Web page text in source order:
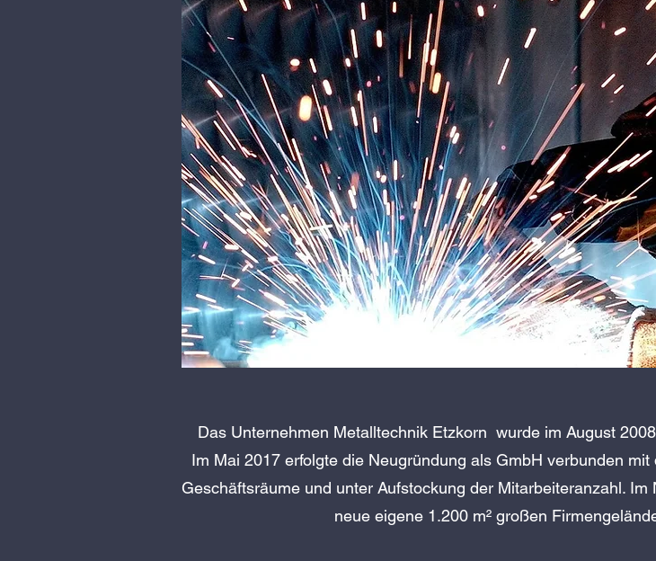
Das Unternehmen Metalltechnik Etzkorn wurde im August
Im Mai 2017 erfolgte die Neugründung als GmbH verbunden
Geschäftsräume und unter Aufstockung der Mitarbeiteranzahl.
neue eigene 1.200 m² großen